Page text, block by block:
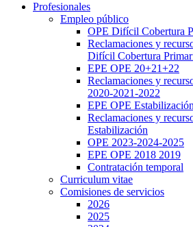
Profesionales
Empleo público
OPE Difícil Cobertura
Reclamaciones y
Difícil Cobertura
EPE OPE 20+21+22
Reclamaciones y
2020-2021-2022
EPE OPE Estabilización
Reclamaciones y
Estabilización
OPE 2023-2024-2025
EPE OPE 2018 2019
Contratación temporal
Curriculum vitae
Comisiones de servicios
2026
2025